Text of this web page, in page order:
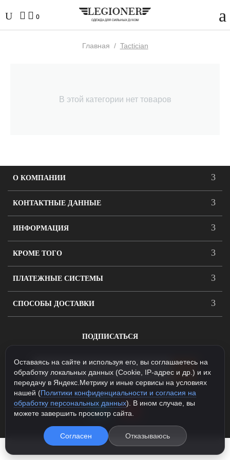
0
Главная / Tactician
В этой категории нет товаров
О КОМПАНИИ
КОНТАКТНЫЕ ДАННЫЕ
ИНФОРМАЦИЯ
КРОМЕ ТОГО
ПЛАТЕЖНЫЕ СИСТЕМЫ
СПОСОБЫ ДОСТАВКИ
ПОДПИСАТЬСЯ
Оставаясь на сайте и используя его, вы соглашаетесь на
обработку локальных данных (Cookie, IP-адрес и др.) и их
передачу в Яндекс.Метрику и иные сервисы на условиях
нашей (Политики конфиденциальности и согласия на
обработку персональных данных). В ином случае, вы
можете завершить просмотр сайта.
Согласен Отказываюсь